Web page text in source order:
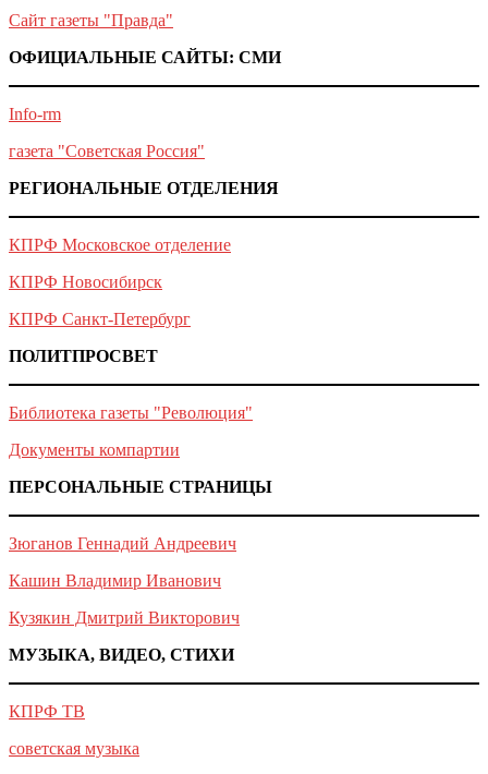
Сайт газеты "Правда"
ОФИЦИАЛЬНЫЕ САЙТЫ: СМИ
Info-rm
газета "Советская Россия"
РЕГИОНАЛЬНЫЕ ОТДЕЛЕНИЯ
КПРФ Московское отделение
КПРФ Новосибирск
КПРФ Санкт-Петербург
ПОЛИТПРОСВЕТ
Библиотека газеты "Революция"
Документы компартии
ПЕРСОНАЛЬНЫЕ СТРАНИЦЫ
Зюганов Геннадий Андреевич
Кашин Владимир Иванович
Кузякин Дмитрий Викторович
МУЗЫКА, ВИДЕО, СТИХИ
КПРФ ТВ
советская музыка